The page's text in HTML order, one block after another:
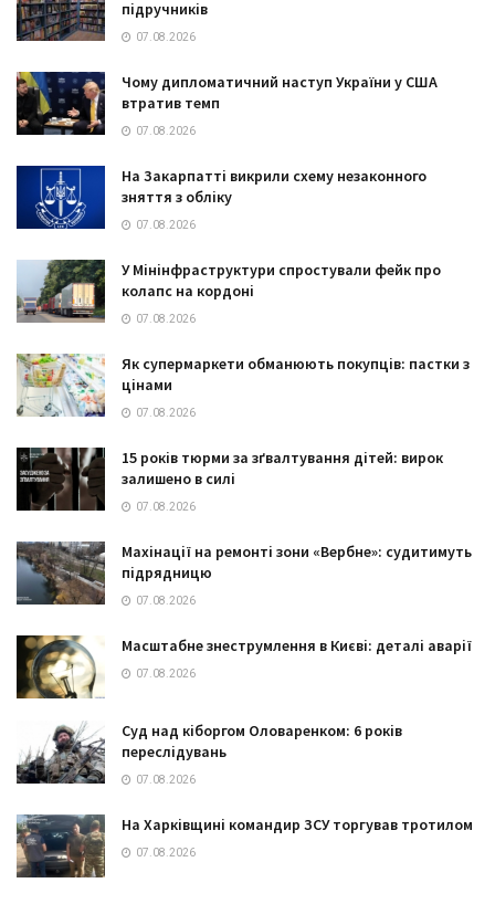
підручників
07.08.2026
Чому дипломатичний наступ України у США
втратив темп
07.08.2026
На Закарпатті викрили схему незаконного
зняття з обліку
07.08.2026
У Мінінфраструктури спростували фейк про
колапс на кордоні
07.08.2026
Як супермаркети обманюють покупців: пастки з
цінами
07.08.2026
15 років тюрми за зґвалтування дітей: вирок
залишено в силі
07.08.2026
Махінації на ремонті зони «Вербне»: судитимуть
підрядницю
07.08.2026
Масштабне знеструмлення в Києві: деталі аварії
07.08.2026
Суд над кіборгом Оловаренком: 6 років
переслідувань
07.08.2026
На Харківщині командир ЗСУ торгував тротилом
07.08.2026